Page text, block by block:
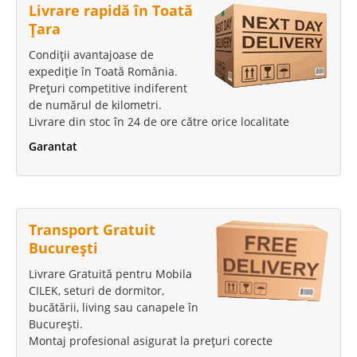
Livrare rapidă în Toată
Țara
Condiții avantajoase de
expediție în Toată România.
Prețuri competitive indiferent
de numărul de kilometri.
Livrare din stoc în 24 de ore către orice localitate
Garantat
Transport Gratuit
București
Livrare Gratuită pentru Mobila
CILEK, seturi de dormitor,
bucătării, living sau canapele în
București.
Montaj profesional asigurat la prețuri corecte